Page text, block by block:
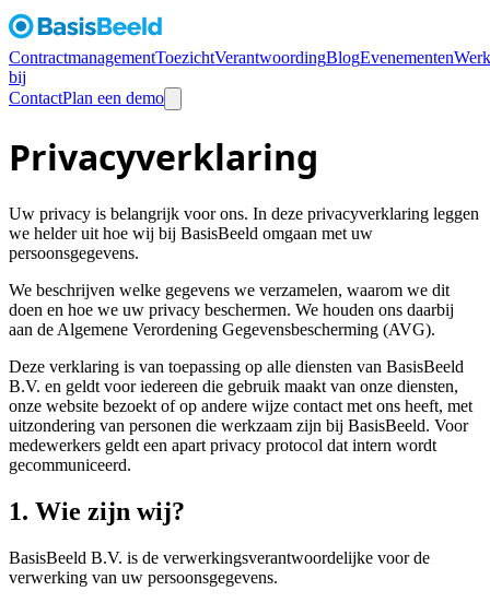
ContractmanagementToezichtVerantwoordingBlogEvenementen
bij
ContactPlan een demo
Privacyverklaring
Uw privacy is belangrijk voor ons. In deze privacyverklaring leggen
we helder uit hoe wij bij BasisBeeld omgaan met uw
persoonsgegevens.
We beschrijven welke gegevens we verzamelen, waarom we dit
doen en hoe we uw privacy beschermen. We houden ons daarbij
aan de Algemene Verordening Gegevensbescherming (AVG).
Deze verklaring is van toepassing op alle diensten van BasisBeeld
B.V. en geldt voor iedereen die gebruik maakt van onze diensten,
onze website bezoekt of op andere wijze contact met ons heeft, met
uitzondering van personen die werkzaam zijn bij BasisBeeld. Voor
medewerkers geldt een apart privacy protocol dat intern wordt
gecommuniceerd.
1. Wie zijn wij?
BasisBeeld B.V. is de verwerkingsverantwoordelijke voor de
verwerking van uw persoonsgegevens.